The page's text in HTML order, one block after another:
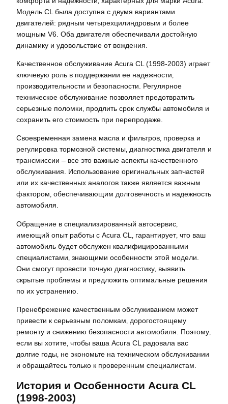
Модель CL была доступна с двумя вариантами
двигателей: рядным четырехцилиндровым и более
мощным V6. Оба двигателя обеспечивали достойную
динамику и удовольствие от вождения.
Качественное обслуживание Acura CL (1998-2003) играет
ключевую роль в поддержании ее надежности‚
производительности и безопасности. Регулярное
техническое обслуживание позволяет предотвратить
серьезные поломки‚ продлить срок службы автомобиля и
сохранить его стоимость при перепродаже.
Своевременная замена масла и фильтров‚ проверка и
регулировка тормозной системы‚ диагностика двигателя и
трансмиссии – все это важные аспекты качественного
обслуживания. Использование оригинальных запчастей
или их качественных аналогов также является важным
фактором‚ обеспечивающим долговечность и надежность
автомобиля.
Обращение в специализированный автосервис‚
имеющий опыт работы с Acura CL‚ гарантирует‚ что ваш
автомобиль будет обслужен квалифицированными
специалистами‚ знающими особенности этой модели.
Они смогут провести точную диагностику‚ выявить
скрытые проблемы и предложить оптимальные решения
по их устранению.
Пренебрежение качественным обслуживанием может
привести к серьезным поломкам‚ дорогостоящему
ремонту и снижению безопасности автомобиля. Поэтому‚
если вы хотите‚ чтобы ваша Acura CL радовала вас
долгие годы‚ не экономьте на техническом обслуживании
и обращайтесь только к проверенным специалистам.
История и Особенности Acura CL
(1998-2003)